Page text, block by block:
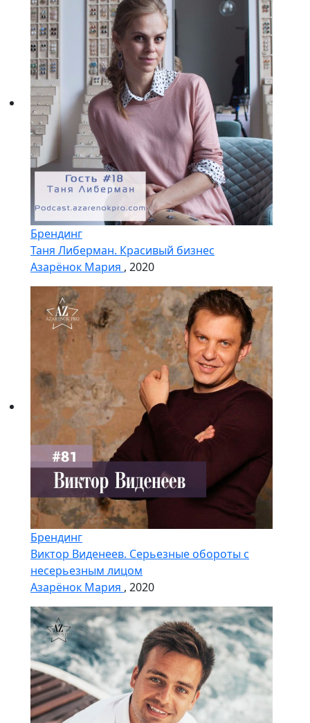
Брендинг
Таня Либерман. Красивый бизнес
Азарёнок Мария , 2020
Брендинг
Виктор Виденеев. Серьезные обороты с
несерьезным лицом
Азарёнок Мария , 2020